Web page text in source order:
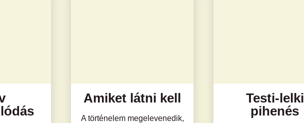
Amiket látni kell
A történelem megelevenedik,
Testi-lelki
pihenés